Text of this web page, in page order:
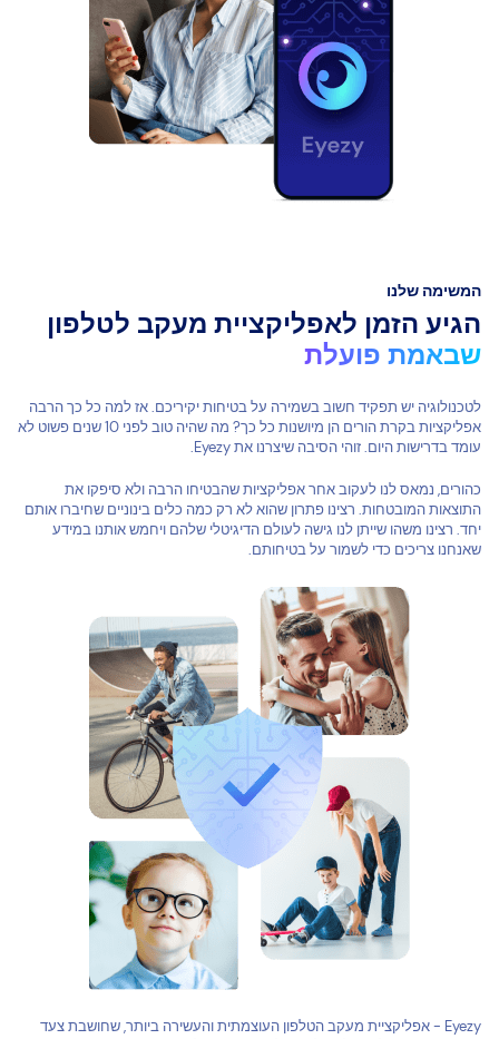
המשימה שלנו
הגיע הזמן לאפליקציית מעקב לטלפון
שבאמת פועלת
לטכנולוגיה יש תפקיד חשוב בשמירה על בטיחות יקיריכם. אז למה כל כך הרבה
אפליקציות בקרת הורים הן מיושנות כל כך? מה שהיה טוב לפני 10 שנים פשוט לא
עומד בדרישות היום. זוהי הסיבה שיצרנו את Eyezy.
כהורים, נמאס לנו לעקוב אחר אפליקציות שהבטיחו הרבה ולא סיפקו את
התוצאות המובטחות. רצינו פתרון שהוא לא רק כמה כלים בינוניים שחיברו אותם
יחד. רצינו משהו שייתן לנו גישה לעולם הדיגיטלי שלהם ויחמש אותנו במידע
שאנחנו צריכים כדי לשמור על בטיחותם.
Eyezy - אפליקציית מעקב הטלפון העוצמתית והעשירה ביותר, שחושבת צעד